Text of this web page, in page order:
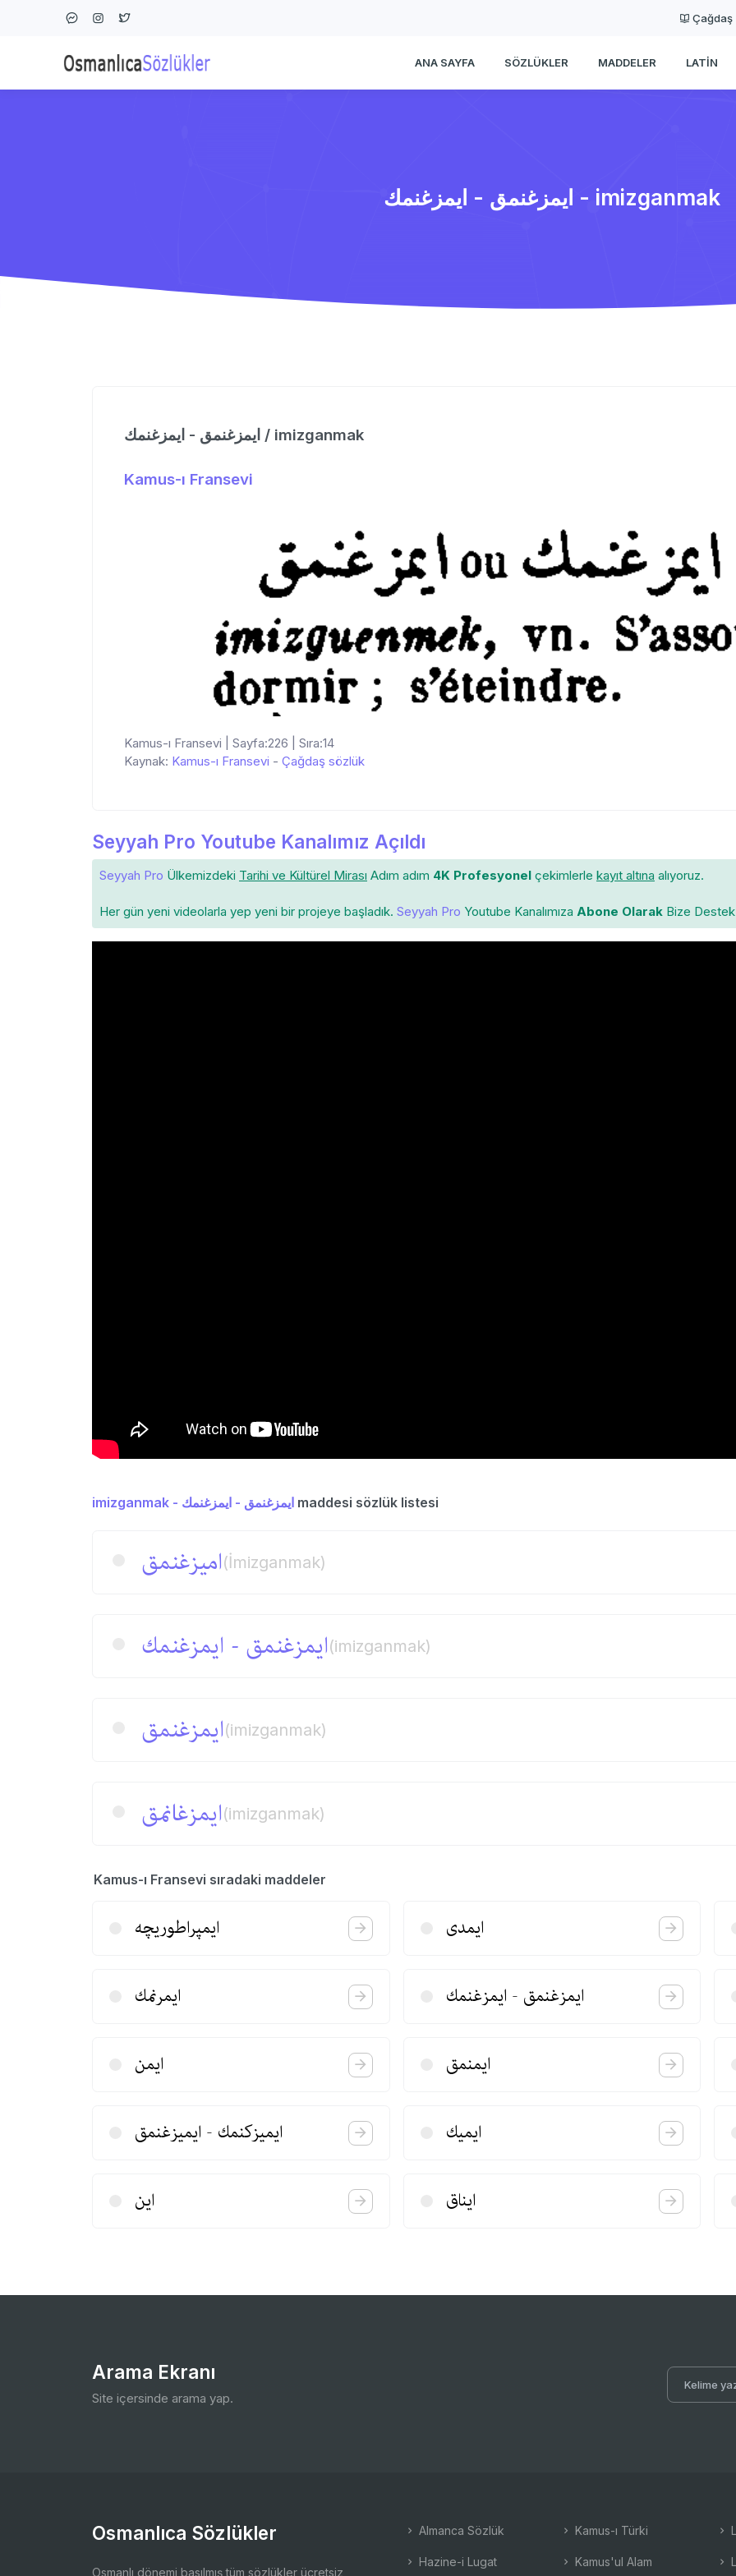
Çağdaş
ANA SAYFA SÖZLÜKLER MADDELER LATIN
ایمزغنمق - ایمزغنمك - imizganmak
ایمزغنمق - ایمزغنمك / imizganmak
Kamus-ı Fransevi
Kamus-ı Fransevi | Sayfa:226 | Sıra:14
Kaynak: Kamus-ı Fransevi - Çağdaş sözlük
Seyyah Pro Youtube Kanalımız Açıldı
Seyyah Pro Ülkemizdeki Tarihi ve Kültürel Mirası Adım adım 4K Profesyonel çekimlerle kayıt altına alıyoruz.
Her gün yeni videolarla yep yeni bir projeye başladık. Seyyah Pro Youtube Kanalımıza Abone Olarak Bize Destek
imizganmak - ایمزغنمق - ایمزغنمك maddesi sözlük listesi
امیزغنمق(İmizganmak)
ایمزغنمق - ایمزغنمك(imizganmak)
ایمزغنمق(imizganmak)
ایمزغانمق(imizganmak)
Kamus-ı Fransevi sıradaki maddeler
ایمپراطوریچه ایمدی
ایمرنمك ایمزغنمق - ایمزغنمك
ایمن ایمنمق
ایمیزكنمك - ایمیزغنمق ایمیك
این ایناق
Arama Ekranı
Site içersinde arama yap.
Osmanlıca Sözlükler
Osmanlı dönemi basılmış tüm sözlükler ücretsiz
Almanca Sözlük
Hazine-i Lugat
Kamus-ı Türki
Kamus'ul Alam